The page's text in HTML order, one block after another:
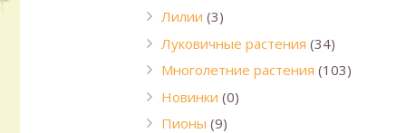
Лилии (3)
Луковичные растения (34)
Многолетние растения (103)
Новинки (0)
Пионы (9)